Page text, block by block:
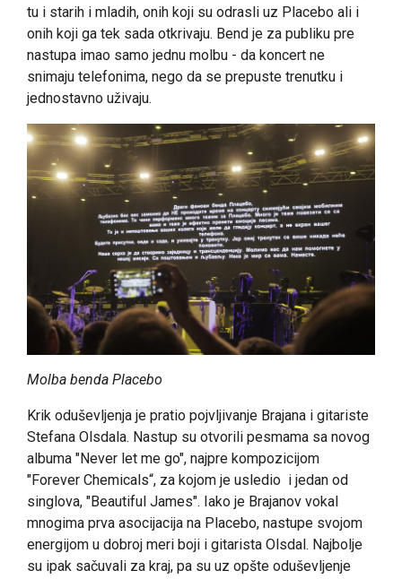
tu i starih i mladih, onih koji su odrasli uz Placebo ali i
onih koji ga tek sada otkrivaju. Bend je za publiku pre
nastupa imao samo jednu molbu - da koncert ne
snimaju telefonima, nego da se prepuste trenutku i
jednostavno uživaju.
Molba benda Placebo
Krik oduševljenja je pratio pojvljivanje Brajana i gitariste
Stefana Olsdala. Nastup su otvorili pesmama sa novog
albuma "Never let me go", najpre kompozicijom
"Forever Chemicals“, za kojom je usledio i jedan od
singlova, "Beautiful James". Iako je Brajanov vokal
mnogima prva asocijacija na Placebo, nastupe svojom
energijom u dobroj meri boji i gitarista Olsdal. Najbolje
su ipak sačuvali za kraj, pa su uz opšte oduševljenje